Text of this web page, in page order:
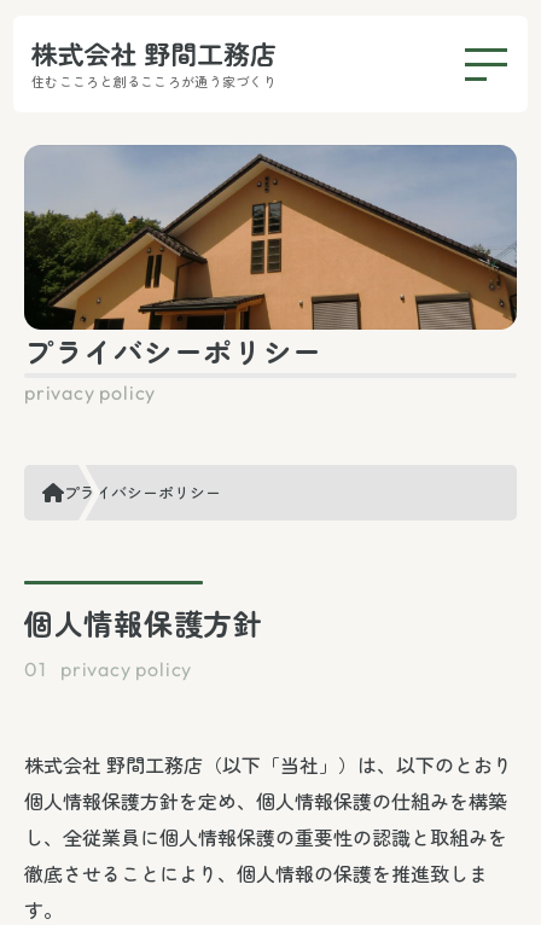
住むこころと創るこころが通う家づくり
プライバシーポリシー
プライバシーポリシー
個人情報保護方針
株式会社 野間工務店（以下「当社」）は、以下のとおり
個人情報保護方針を定め、個人情報保護の仕組みを構築
し、全従業員に個人情報保護の重要性の認識と取組みを
徹底させることにより、個人情報の保護を推進致しま
す。